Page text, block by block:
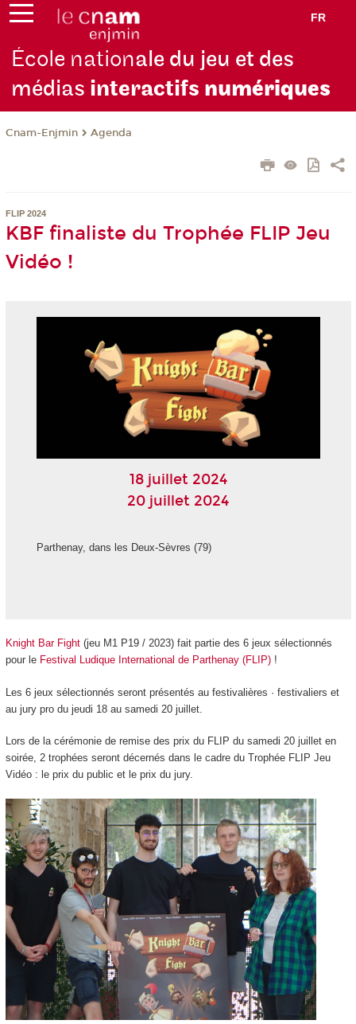
FR
École nationale du jeu et des
médias interactifs numériques
Cnam-Enjmin Agenda
FLIP 2024
KBF finaliste du Trophée FLIP Jeu
Vidéo !
18 juillet 2024
20 juillet 2024
Parthenay, dans les Deux-Sèvres (79)
Knight Bar Fight(jeu M1 P19 / 2023) fait partie des 6 jeux sélectionnés
pour le Festival Ludique International de Parthenay (FLIP)!
Les 6 jeux sélectionnés seront présentés au festivalières · festivaliers et
au jury pro du jeudi 18 au samedi 20 juillet.
Lors de la cérémonie de remise des prix du FLIP du samedi 20 juillet en
soirée, 2 trophées seront décernés dans le cadre du Trophée FLIP Jeu
Vidéo : le prix du public et le prix du jury.